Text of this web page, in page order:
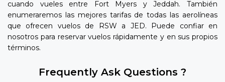
cuando vueles entre Fort Myers y Jeddah. También
enumeraremos las mejores tarifas de todas las aerolíneas
que ofrecen vuelos de RSW a JED. Puede confiar en
nosotros para reservar vuelos rápidamente y en sus propios
términos.
Frequently Ask Questions ?